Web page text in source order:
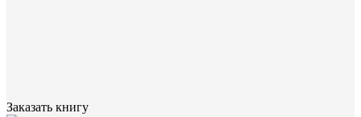
Заказать книгу